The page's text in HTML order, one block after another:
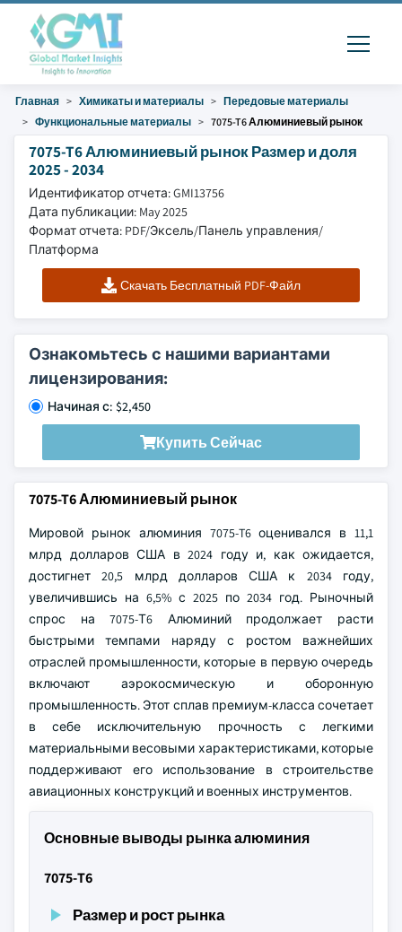
Главная Химикаты и материалы
Передовые материалы
Функциональные материалы
7075-T6 Алюминиевый рынок
7075-T6 Алюминиевый рынок Размер и доля
2025 - 2034
Идентификатор отчета: GMI13756
Дата публикации: May 2025
Формат отчета: PDF/Эксель/Панель управления/
Платформа
Скачать Бесплатный PDF-Файл
Ознакомьтесь с нашими вариантами
лицензирования:
Начиная с: $2,450
Купить Сейчас
7075-T6 Алюминиевый рынок
Мировой рынок алюминия 7075-T6 оценивался в 11,1
млрд долларов США в 2024 году и, как ожидается,
достигнет 20,5 млрд долларов США к 2034 году,
увеличившись на 6,5% с 2025 по 2034 год. Рыночный
спрос на 7075-Т6 Алюминий продолжает расти
быстрыми темпами наряду с ростом важнейших
отраслей промышленности, которые в первую очередь
включают аэрокосмическую и оборонную
промышленность. Этот сплав премиум-класса сочетает
в себе исключительную прочность с легкими
материальными весовыми характеристиками, которые
поддерживают его использование в строительстве
авиационных конструкций и военных инструментов.
Основные выводы рынка алюминия
7075-T6
Размер и рост рынка